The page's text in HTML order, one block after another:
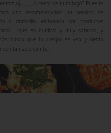
opciones cerca de tu trabajo? Pues te
una recomendación: un servicio de
a domicilio -elaborada con productos
que es nutritiva y muy sabrosa, y
busca que tu cuerpo se vea y sienta
con tan sólo camb...